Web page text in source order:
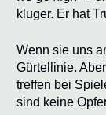
kluger. Er hat
Wenn sie uns
Gürtellinie.
treffen bei
sind keine